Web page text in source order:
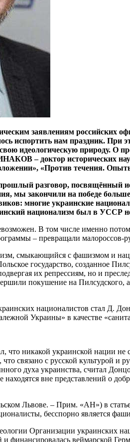
заявлениям российских
испортить нам праздник.
идеологическую природу. О
– доктор исторических
«Против течения.
разговор, посвящённый
мы закончили на победе
многие украинские
национализм был в УССР
В том числе именно
– превращали малороссов-
смыкающийся с фашизмом и
государство, созданное
их репрессиям, но и
покушение на
националистов стал Д.
Украины» в качестве
что никакой украинской нации не
связано с русской культурой и
духа украинства, считал
вне представлений о
Львове. – Прим. «АН») в
бесспорно является
Организации украинских
и финансировалась веймарской